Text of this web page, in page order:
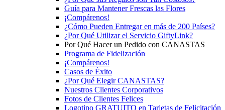
Guía para Mantener Frescas las Flores
¡Compárenos!
¿Cómo Pueden Entregar en más de 200 Países?
¿Por Qué Utilizar el Servicio GiftyLink?
Por Qué Hacer un Pedido con CANASTAS
Programa de Fidelización
¡Compárenos!
Casos de Éxito
¿Por Qué Elegir CANASTAS?
Nuestros Clientes Corporativos
Fotos de Clientes Felices
Logotipo GRATUITO en Tarjetas de Felicitación